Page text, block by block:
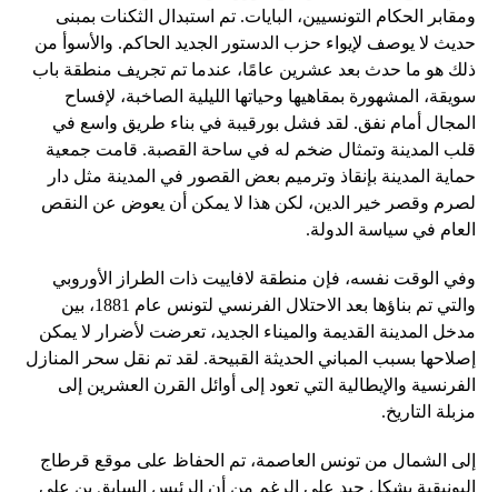
ومقابر الحكام التونسيين، البايات. تم استبدال الثكنات بمبنى
حديث لا يوصف لإيواء حزب الدستور الجديد الحاكم. والأسوأ من
ذلك هو ما حدث بعد عشرين عامًا، عندما تم تجريف منطقة باب
سويقة، المشهورة بمقاهيها وحياتها الليلية الصاخبة، لإفساح
المجال أمام نفق. لقد فشل بورقيبة في بناء طريق واسع في
قلب المدينة وتمثال ضخم له في ساحة القصبة. قامت جمعية
حماية المدينة بإنقاذ وترميم بعض القصور في المدينة مثل دار
لصرم وقصر خير الدين، لكن هذا لا يمكن أن يعوض عن النقص
العام في سياسة الدولة.
وفي الوقت نفسه، فإن منطقة لافاييت ذات الطراز الأوروبي
والتي تم بناؤها بعد الاحتلال الفرنسي لتونس عام 1881، بين
مدخل المدينة القديمة والميناء الجديد، تعرضت لأضرار لا يمكن
إصلاحها بسبب المباني الحديثة القبيحة. لقد تم نقل سحر المنازل
الفرنسية والإيطالية التي تعود إلى أوائل القرن العشرين إلى
مزبلة التاريخ.
إلى الشمال من تونس العاصمة، تم الحفاظ على موقع قرطاج
البونيقية بشكل جيد على الرغم من أن الرئيس السابق بن علي